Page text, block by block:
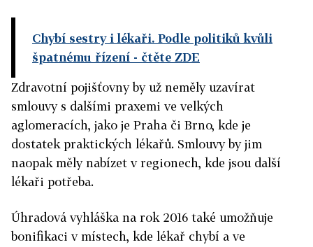
Chybí sestry i lékaři. Podle politiků kvůli
špatnému řízení - čtěte ZDE
Zdravotní pojišťovny by už neměly uzavírat
smlouvy s dalšími praxemi ve velkých
aglomeracích, jako je Praha či Brno, kde je
dostatek praktických lékařů. Smlouvy by jim
naopak měly nabízet v regionech, kde jsou další
lékaři potřeba.
Úhradová vyhláška na rok 2016 také umožňuje
bonifikaci v místech, kde lékař chybí a ve